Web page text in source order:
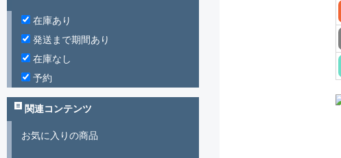
在庫あり
発送まで期間あり
在庫なし
予約
関連コンテンツ
お気に入りの商品